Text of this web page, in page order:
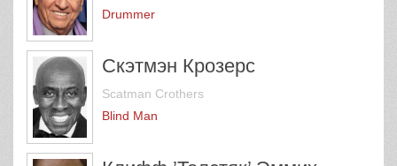
Drummer
Скэтмэн Крозерс
Scatman Crothers
Blind Man